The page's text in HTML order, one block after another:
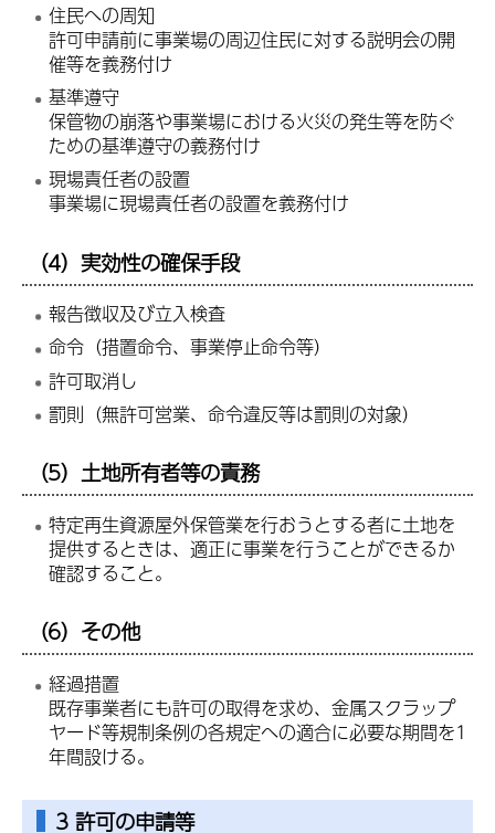
住民への周知
許可申請前に事業場の周辺住民に対する説明会の開
催等を義務付け
基準遵守
保管物の崩落や事業場における火災の発生等を防ぐ
ための基準遵守の義務付け
現場責任者の設置
事業場に現場責任者の設置を義務付け
（4）実効性の確保手段
報告徴収及び立入検査
命令（措置命令、事業停止命令等）
許可取消し
罰則（無許可営業、命令違反等は罰則の対象）
（5）土地所有者等の責務
特定再生資源屋外保管業を行おうとする者に土地を
提供するときは、適正に事業を行うことができるか
確認すること。
（6）その他
経過措置
既存事業者にも許可の取得を求め、金属スクラップ
ヤード等規制条例の各規定への適合に必要な期間を1
年間設ける。
3 許可の申請等